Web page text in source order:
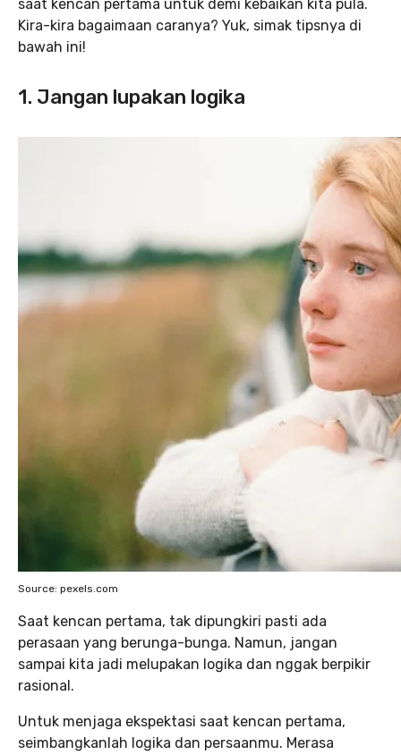
saat kencan pertama untuk demi kebaikan kita pula.
Kira-kira bagaimaan caranya? Yuk, simak tipsnya di
bawah ini!
1. Jangan lupakan logika
Source: pexels.com
Saat kencan pertama, tak dipungkiri pasti ada
perasaan yang berunga-bunga. Namun, jangan
sampai kita jadi melupakan logika dan nggak berpikir
rasional.
Untuk menjaga ekspektasi saat kencan pertama,
seimbangkanlah logika dan persaanmu. Merasa